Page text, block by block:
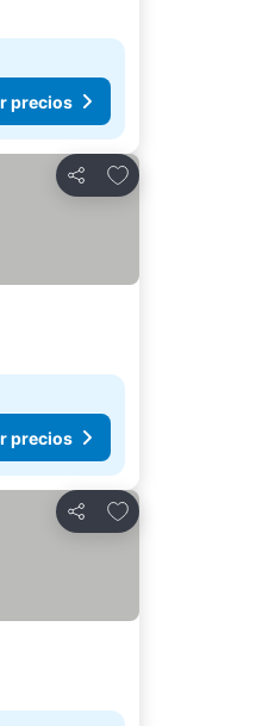
precios
Compartir
Añadir a favoritos
precios
Compartir
Añadir a favoritos